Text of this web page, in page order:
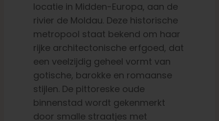
locatie in Midden-Europa, aan de
rivier de Moldau. Deze historische
metropool staat bekend om haar
rijke architectonische erfgoed, dat
een veelzijdig geheel vormt van
gotische, barokke en romaanse
stijlen. De pittoreske oude
binnenstad wordt gekenmerkt
door smalle straatjes met